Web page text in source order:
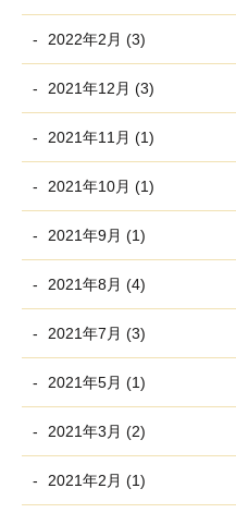
2022年2月 (3)
2021年12月 (3)
2021年11月 (1)
2021年10月 (1)
2021年9月 (1)
2021年8月 (4)
2021年7月 (3)
2021年5月 (1)
2021年3月 (2)
2021年2月 (1)